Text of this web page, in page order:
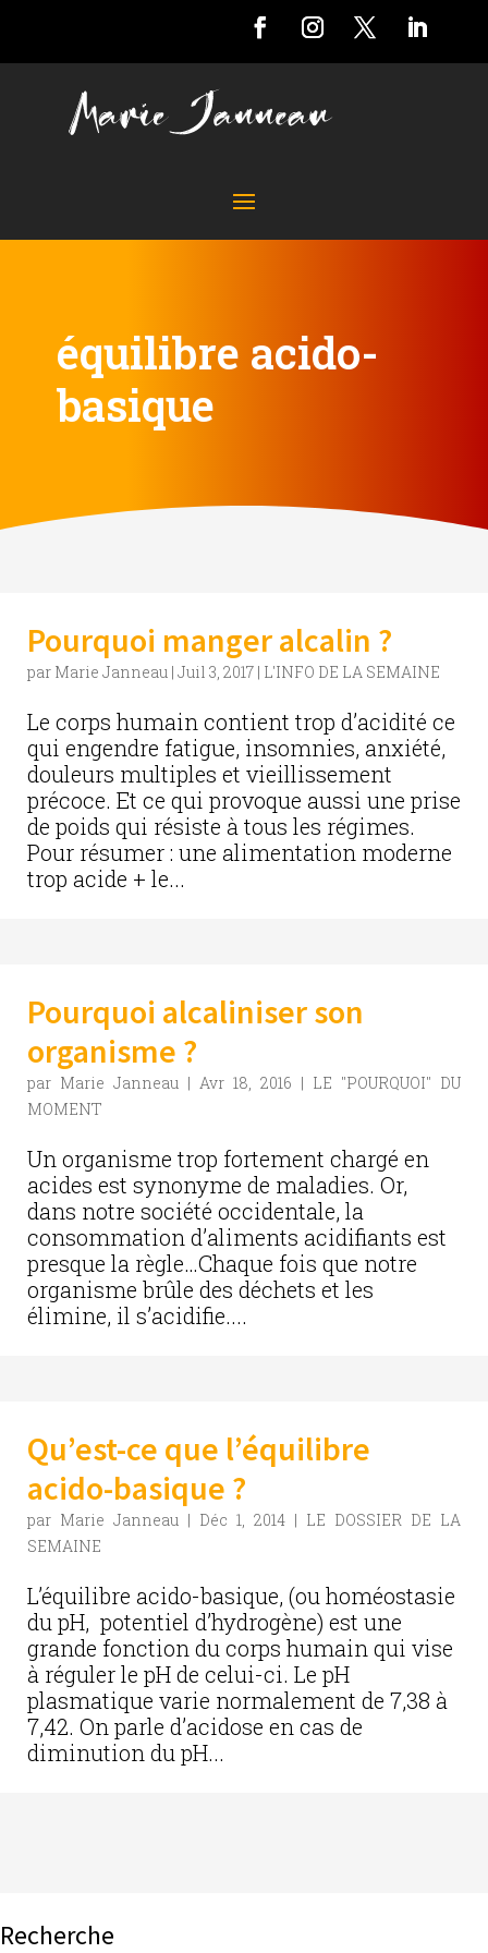
équilibre acido-
basique
Pourquoi manger alcalin ?
par Marie Janneau | Juil 3, 2017 | L'INFO DE LA SEMAINE
Le corps humain contient trop d’acidité ce
qui engendre fatigue, insomnies, anxiété,
douleurs multiples et vieillissement
précoce. Et ce qui provoque aussi une prise
de poids qui résiste à tous les régimes.
Pour résumer : une alimentation moderne
trop acide + le...
Pourquoi alcaliniser son
organisme ?
par Marie Janneau | Avr 18, 2016 | LE "POURQUOI" DU
MOMENT
Un organisme trop fortement chargé en
acides est synonyme de maladies. Or,
dans notre société occidentale, la
consommation d’aliments acidifiants est
presque la règle…Chaque fois que notre
organisme brûle des déchets et les
élimine, il s’acidifie....
Qu’est-ce que l’équilibre
acido-basique ?
par Marie Janneau | Déc 1, 2014 | LE DOSSIER DE LA
SEMAINE
L’équilibre acido-basique, (ou homéostasie
du pH, potentiel d’hydrogène) est une
grande fonction du corps humain qui vise
à réguler le pH de celui-ci. Le pH
plasmatique varie normalement de 7,38 à
7,42. On parle d’acidose en cas de
diminution du pH...
Recherche